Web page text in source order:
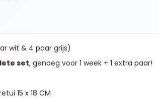
wit & 4 paar grijs)
set, genoeg voor 1 week + 1 extra paar!
15 x 18 CM